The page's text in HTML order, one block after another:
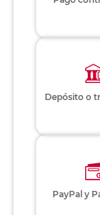
Depósito o
PayPal y